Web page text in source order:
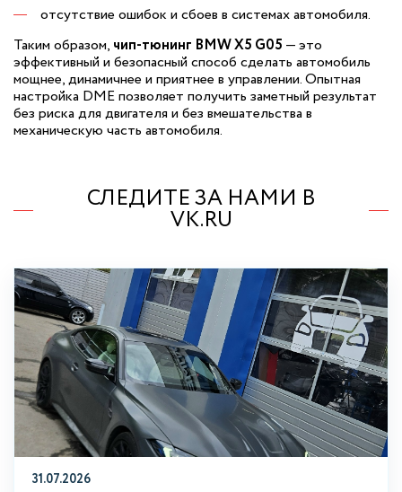
отсутствие ошибок и сбоев в системах автомобиля.
Таким образом, чип-тюнинг BMW X5 G05 — это
эффективный и безопасный способ сделать автомобиль
мощнее, динамичнее и приятнее в управлении. Опытная
настройка DME позволяет получить заметный результат
без риска для двигателя и без вмешательства в
механическую часть автомобиля.
СЛЕДИТЕ ЗА НАМИ В
VK.RU
31.07.2026